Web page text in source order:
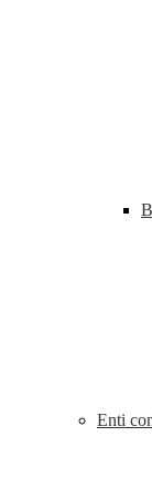
Enti